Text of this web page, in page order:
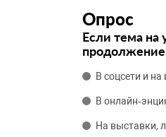
Опрос
Если тема на
В соцсети и
В
На выставки,